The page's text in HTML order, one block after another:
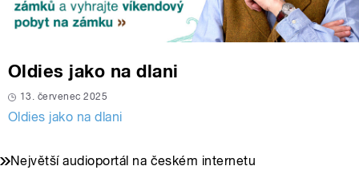
Oldies jako na dlani
13. červenec 2025
Oldies jako na dlani
Největší audioportál na českém internetu